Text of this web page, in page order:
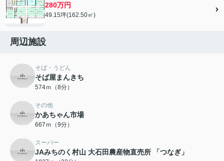
280万円
49.15坪(162.50㎡)
周辺施設
そば・うどん
そば屋まんきち
574ｍ（8分）
その他
かあちゃん市場
667ｍ（9分）
スーパー
JAみちのく村山 大石田農産物直売所 「つなぎ」